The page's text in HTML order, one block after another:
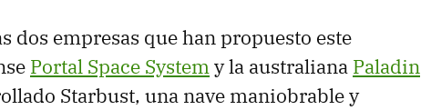
dos empresas que han propuesto este
Portal Space Systemy la australiana Paladin
Starbust, una nave maniobrable y